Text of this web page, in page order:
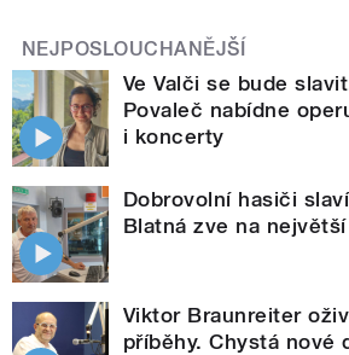
NEJPOSLOUCHANĚJŠÍ
Ve Valči se bude
Povaleč nabídne
i koncerty
Dobrovolní hasiči
Blatná zve na
Viktor Braunreiter
příběhy. Chystá nové